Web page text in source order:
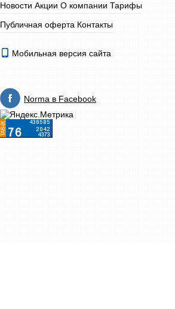
Новости Акции О компании Тарифы
Публичная оферта Контакты
Мобильная версия сайта
Norma в Facebook